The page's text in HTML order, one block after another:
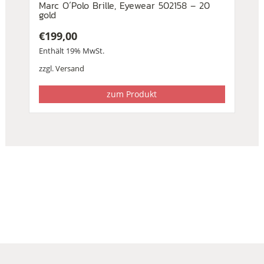
Marc O´Polo Brille, Eyewear 502158 – 20
gold
€199,00
Enthält 19% MwSt.
zzgl.Versand
zum Produkt